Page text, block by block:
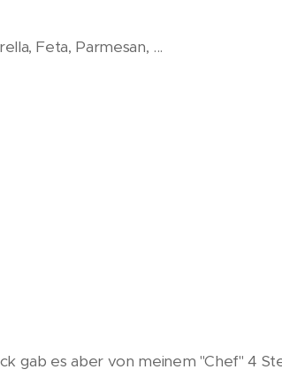
Feta, Parmesan, ...
gab es aber von meinem "Chef" 4